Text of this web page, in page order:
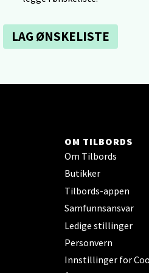
LAG ØNSKELISTE
OM TILBORDS
Om Tilbords
Butikker
Tilbords-appen
Samfunnsansvar
Ledige stillinger
Personvern
Innstillinger for
0 i
Ski
Ski
0 i